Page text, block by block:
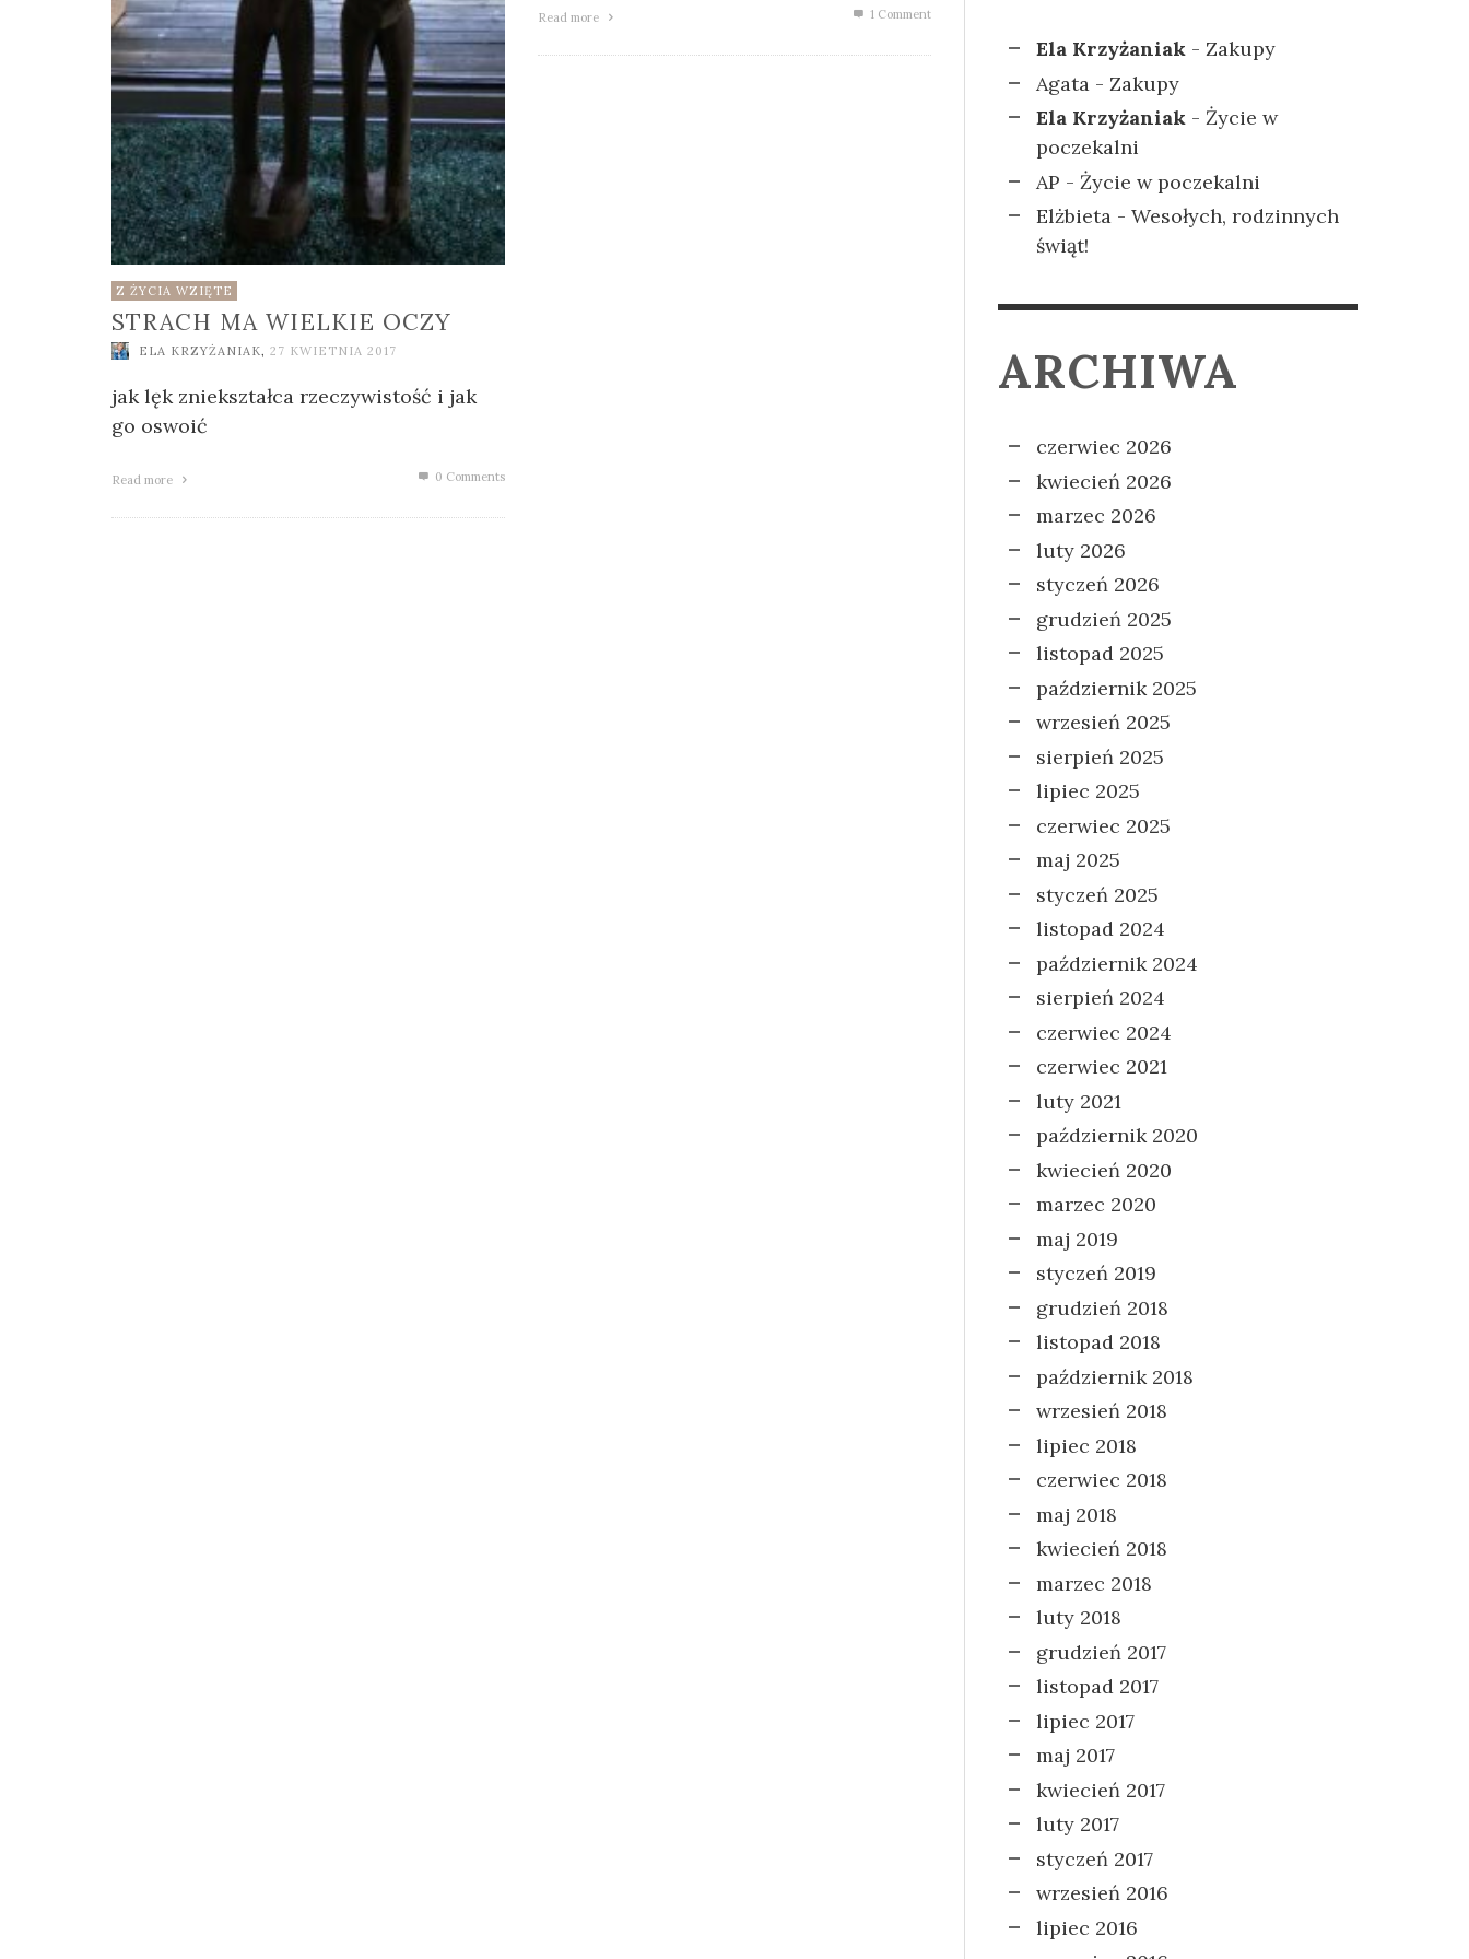
Z ŻYCIA WZIĘTE
STRACH MA WIELKIE OCZY
ELA KRZYŻANIAK, 27 KWIETNIA 2017
jak lęk zniekształca rzeczywistość i jak
go oswoić
Read more 0 Comments
Read more 1 Comment
Ela Krzyżaniak - Zakupy
Agata - Zakupy
Ela Krzyżaniak - Życie w
poczekalni
AP - Życie w poczekalni
Elżbieta - Wesołych, rodzinnych
świąt!
ARCHIWA
czerwiec 2026
kwiecień 2026
marzec 2026
luty 2026
styczeń 2026
grudzień 2025
listopad 2025
październik 2025
wrzesień 2025
sierpień 2025
lipiec 2025
czerwiec 2025
maj 2025
styczeń 2025
listopad 2024
październik 2024
sierpień 2024
czerwiec 2024
czerwiec 2021
luty 2021
październik 2020
kwiecień 2020
marzec 2020
maj 2019
styczeń 2019
grudzień 2018
listopad 2018
październik 2018
wrzesień 2018
lipiec 2018
czerwiec 2018
maj 2018
kwiecień 2018
marzec 2018
luty 2018
grudzień 2017
listopad 2017
lipiec 2017
maj 2017
kwiecień 2017
luty 2017
styczeń 2017
wrzesień 2016
lipiec 2016